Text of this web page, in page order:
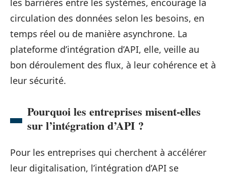
circulation des données selon les besoins, en
temps réel ou de manière asynchrone. La
plateforme d’intégration d’API, elle, veille au
bon déroulement des flux, à leur cohérence et à
leur sécurité.
Pourquoi les entreprises misent-elles
sur l’intégration d’API ?
Pour les entreprises qui cherchent à accélérer
leur digitalisation, l’intégration d’API se